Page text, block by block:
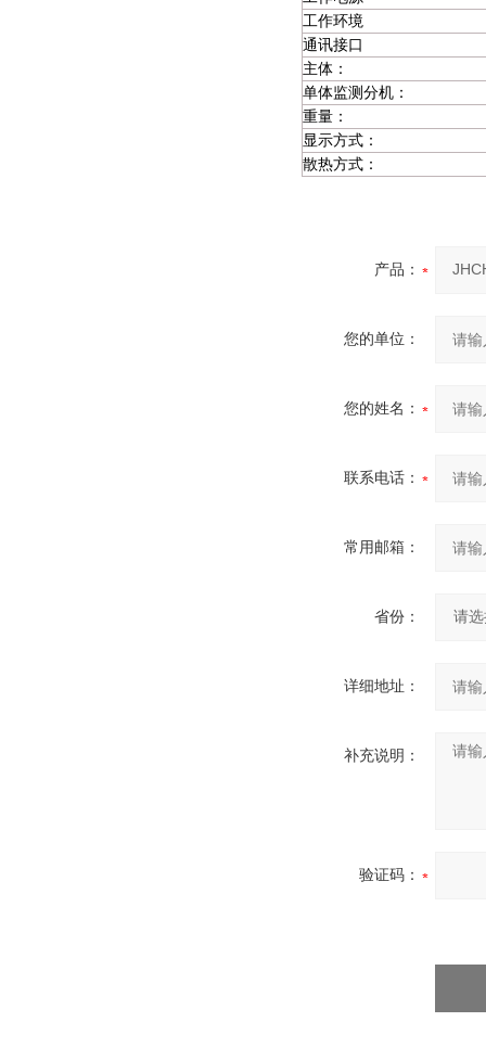
工作环境
通讯接口
主体：
单体监测分机：
重量：
显示方式：
散热方式：
产品：
您的单位：
您的姓名：
联系电话：
常用邮箱：
省份：
详细地址：
补充说明：
验证码：